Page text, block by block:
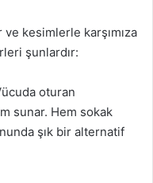
kesimlerle karşımıza
şunlardır:
oturan
sunar. Hem sokak
şık bir alternatif